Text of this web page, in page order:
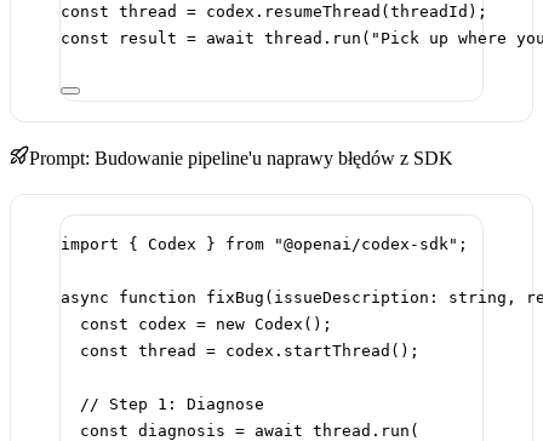
const thread = codex. resumeThread (threadId);
const
result = await thread. run ( "Pick up where
Prompt: Budowanie pipeline'u naprawy błędów z SDK
import { Codex } from "@openai/codex-sdk" ;
async function fixBug ( issueDescription : string ,
const
codex = new Codex ();
const thread = codex. startThread ();
// Step 1: Diagnose
const diagnosis = await thread. run (